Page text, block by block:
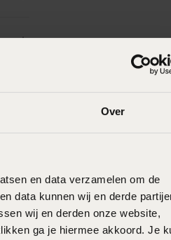
Over
en data verzamelen om de
data kunnen wij en derde
wij en derden onze website,
ga je hiermee akkoord. Je